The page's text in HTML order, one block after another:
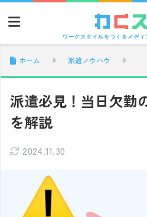
ワークスタイルをつくるメディ
ホーム 派遣ノウハウ
派遣必見！当日欠勤
を解説
2024.11.30